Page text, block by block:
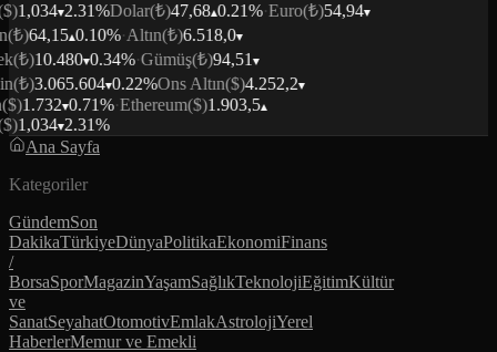
1,034 2.31%Dolar(₺)47,68 0.21%·Euro(₺)54,94
(₺)64,15 0.10%·Altın(₺)6.518,0
(₺)10.480 0.34%·Gümüş(₺)94,51
(₺)3.065.604 0.22%Ons Altın($)4.252,2
($)1.732 0.71%·Ethereum($)1.903,5
1,034 2.31%
Ana Sayfa
Kategoriler
GündemSon
DakikaTürkiyeDünyaPolitikaEkonomiFinans
/
BorsaSporMagazinYaşamSağlıkTeknolojiEğitimKültür
ve
SanatSeyahatOtomotivEmlakAstrolojiYerel
HaberlerMemur ve Emekli